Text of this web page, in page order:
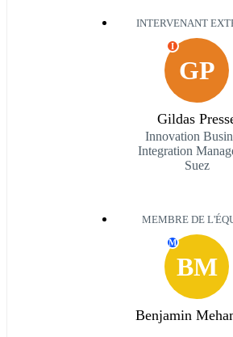
INTERVENANT
GP
I
Gildas
Innovation
Integration
Suez
MEMBRE DE
BM
M
Benjamin